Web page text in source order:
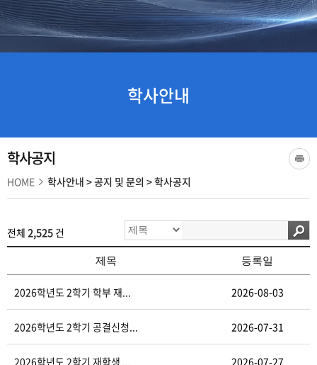
학사안내
학사공지
HOME 학사안내 >공지 및 문의 >학사공지
전체 2,525 건
제목 등록일
2026학년도 2학기 학부 재... 2026-08-03
2026학년도 2학기 공결신청... 2026-07-31
2026학년도 2학기 재학생 ... 2026-07-27